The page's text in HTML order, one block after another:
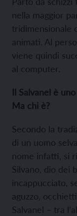
nella maggior
tridimensionale
animati. Al
viene quindi
al computer.
Il Salvanel è
Ma chi è?
Secondo la
di un uomo
nome infatti, si
Silvano, dio dei
incappucciato,
aguzzo,
Salvanel – tra